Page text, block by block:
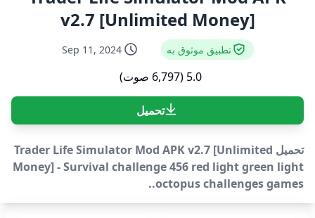
v2.7 [Unlimited Money]
تطبيق موثوق به Sep 11, 2024
5.0 (6,797 صوت)
تحميل
تحميل Trader Life Simulator Mod APK v2.7 [Unlimited
Money] - Survival challenge 456 red light green light
octopus challenges games..